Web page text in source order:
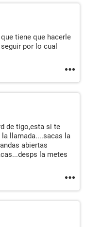
tiene que hacerle
por lo cual
de tigo,esta si te
llamada....sacas la
abiertas
la metes